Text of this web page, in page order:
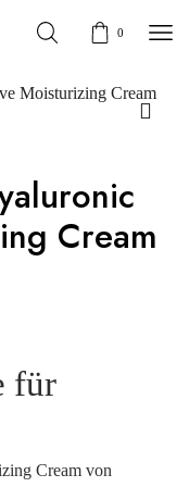
0
Cream
für
Cream von